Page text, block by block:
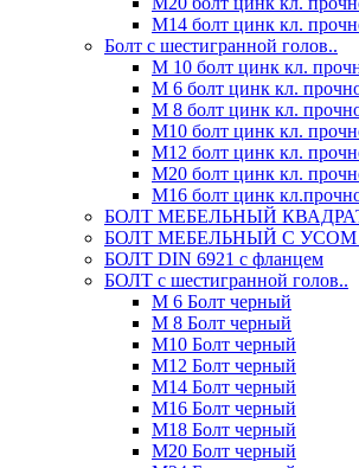
М14 болт цинк кл.
Болт с шестигранной голов..
М 10 болт цинк кл.
М 6 болт цинк кл.
М 8 болт цинк кл.
М10 болт цинк кл.
М12 болт цинк кл.
М20 болт цинк кл.
М16 болт цинк
БОЛТ МЕБЕЛЬНЫЙ
БОЛТ МЕБЕЛЬНЫЙ С УСОМ
БОЛТ DIN 6921 c фланцем
БОЛТ с шестигранной голов..
М 6 Болт черный
М 8 Болт черный
М10 Болт черный
М12 Болт черный
М14 Болт черный
М16 Болт черный
М18 Болт черный
М20 Болт черный